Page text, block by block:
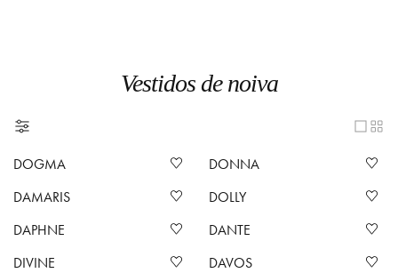
Vestidos de noiva
DOGMA
DONNA
DAMARIS
DOLLY
DAPHNE
DANTE
DIVINE
DAVOS